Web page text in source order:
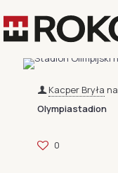
Kacper Bryła na
Olympiastadion
0